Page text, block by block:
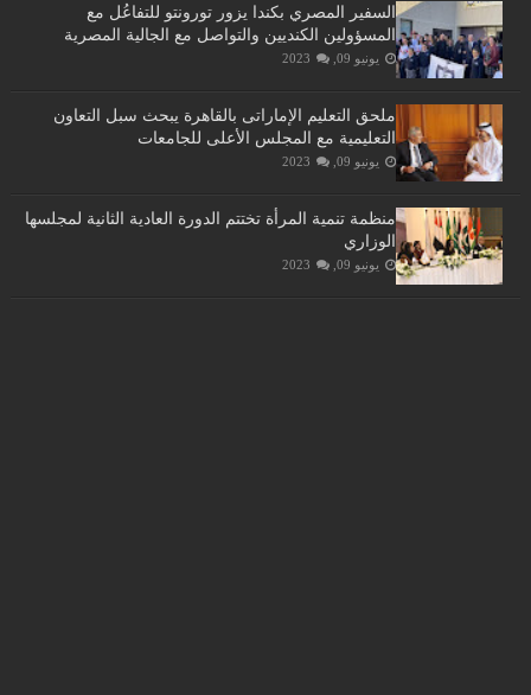
السفير المصري بكندا يزور تورونتو للتفاعُل مع
المسؤولين الكنديين والتواصل مع الجالية المصرية
يونيو 09, 2023
ملحق التعليم الإماراتى بالقاهرة يبحث سبل التعاون
التعليمية مع المجلس الأعلى للجامعات
يونيو 09, 2023
منظمة تنمية المرأة تختتم الدورة العادية الثانية لمجلسها
الوزاري
يونيو 09, 2023